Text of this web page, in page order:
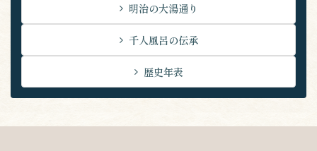
明治の大湯通り
千人風呂の伝承
歴史年表